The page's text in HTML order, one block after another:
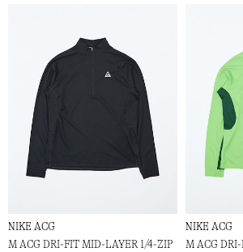
NIKE ACG
M ACG DRI-FIT MID-LAYER 1/4-ZIP
NIKE ACG
M ACG